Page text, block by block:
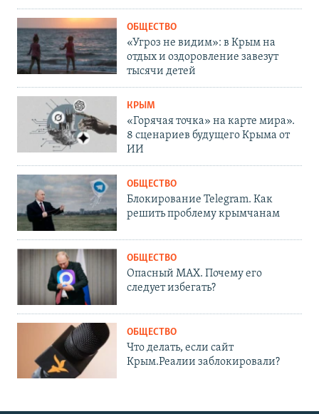
ОБЩЕСТВО
«Угроз не видим»: в Крым на
отдых и оздоровление завезут
тысячи детей
КРЫМ
«Горячая точка» на карте мира».
8 сценариев будущего Крыма от
ИИ
ОБЩЕСТВО
Блокирование Telegram. Как
решить проблему крымчанам
ОБЩЕСТВО
Опасный MAX. Почему его
следует избегать?
ОБЩЕСТВО
Что делать, если сайт
Крым.Реалии заблокировали?